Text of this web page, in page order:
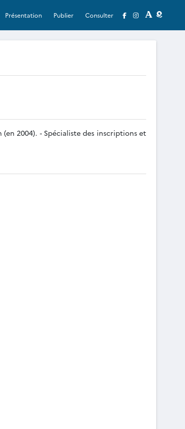
Présentation Publier Consulter
2004). - Spécialiste des inscriptions et